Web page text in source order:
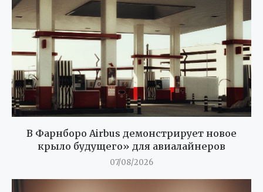
В Фарнборо Airbus демонстрирует новое
крыло будущего» для авиалайнеров
07/08/2026